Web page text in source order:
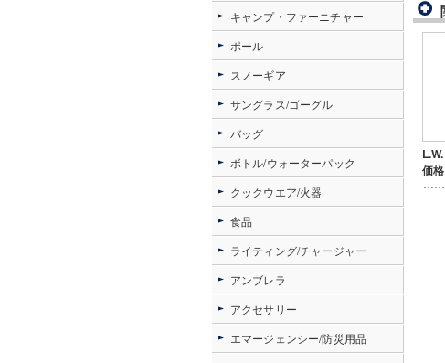
価格
キャンプ・ファーニチャー
ポール
スノーギア
サングラス/ゴーグル
バッグ
ボトル/ウォーターパック
クックウエア/火器
食品
ライティング/チャージャー
アンブレラ
アクセサリー
エマージェンシー/防災用品